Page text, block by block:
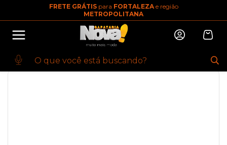
10% OFF na primeira compra
Baixe o app. Cupom BEMVINDO10
(100+)
Abrir
FRETE GRÁTISpara FORTALEZAe região
METROPOLITANA
CALCADO · SANDALIA
Mississipi